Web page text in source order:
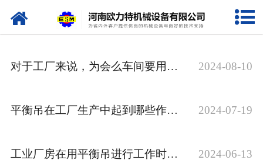
网站首页
产品中心
新闻资讯
对于工厂来说，为会么车间要用平衡吊呢？ 2024-08-10
平衡吊在工厂生产中起到哪些作用，快来了解下 2024-07-19
工业厂房在用平衡吊进行工作时，这些事项需要知道 2024-06-13